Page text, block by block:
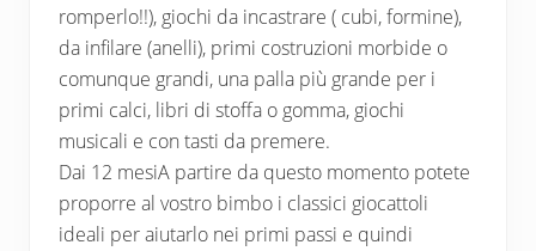
romperlo!!), giochi da incastrare ( cubi, formine),
da infilare (anelli), primi costruzioni morbide o
comunque grandi, una palla più grande per i
primi calci, libri di stoffa o gomma, giochi
musicali e con tasti da premere.
Dai 12 mesiA partire da questo momento potete
proporre al vostro bimbo i classici giocattoli
ideali per aiutarlo nei primi passi e quindi